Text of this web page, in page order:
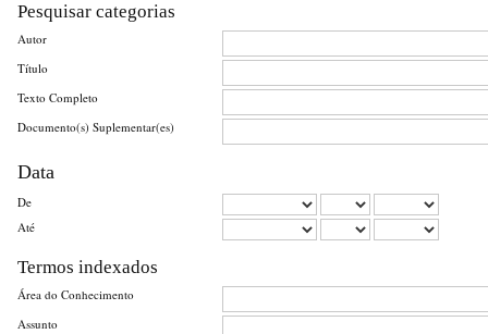
Pesquisar categorias
Autor
Título
Texto Completo
Documento(s) Suplementar(es)
Data
De
Até
Termos indexados
Área do Conhecimento
Assunto